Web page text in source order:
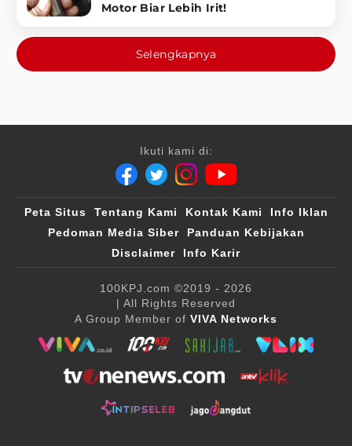
Motor Biar Lebih Irit!
Selengkapnya
Ikuti kami di:
Peta Situs Tentang Kami Kontak Kami
Info Iklan
Pedoman Media Siber
Panduan Kebijakan
Disclaimer
Info Karir
100KPJ.com ©2019 - 2026
| All Rights Reserved
A Group Member of VIVA Networks